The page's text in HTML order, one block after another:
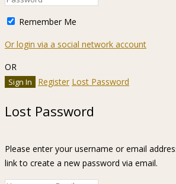
Remember Me
Or login via a social network account
OR
Register Lost Password
Lost Password
Please enter your username or email
link to create a new password via email.